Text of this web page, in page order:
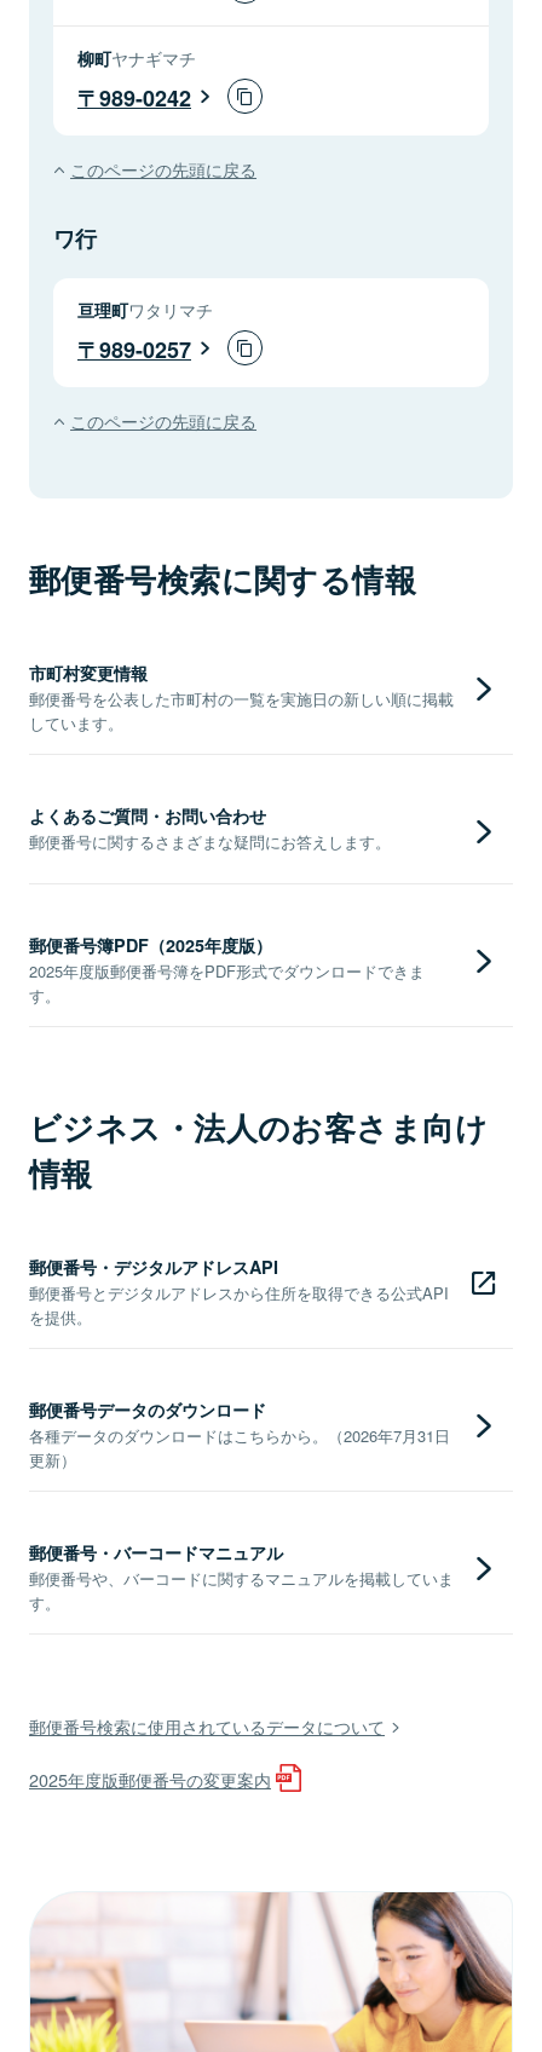
柳町ヤナギマチ
989-0242
このページの先頭に戻る
ワ行
亘理町ワタリマチ
989-0257
このページの先頭に戻る
郵便番号検索に関する情報
市町村変更情報
郵便番号を公表した市町村の一覧を実施日の新しい順に掲載
しています。
よくあるご質問・お問い合わせ
郵便番号に関するさまざまな疑問にお答えします。
郵便番号簿PDF（2025年度版）
2025年度版郵便番号簿をPDF形式でダウンロードできま
す。
ビジネス・法人のお客さま向け
情報
郵便番号・デジタルアドレスAPI
郵便番号とデジタルアドレスから住所を取得できる公式API
を提供。
郵便番号データのダウンロード
各種データのダウンロードはこちらから。（2026年7月31日
更新）
郵便番号・バーコードマニュアル
郵便番号や、バーコードに関するマニュアルを掲載していま
す。
郵便番号検索に使用されているデータについて
2025年度版郵便番号の変更案内